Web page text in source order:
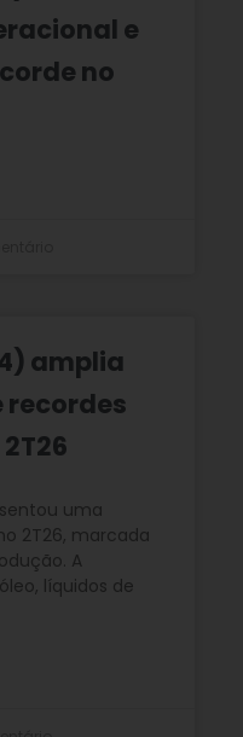
e
no
amplia
recordes
uma
2T26, marcada
A
líquidos de